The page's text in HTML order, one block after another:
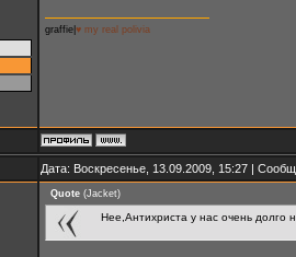
graffie| ♥ my real polivia
Дата: Воскресенье, 13.09.2009, 15:27 |
Quote(Jacket)
Нее,Антихриста у нас очень долго